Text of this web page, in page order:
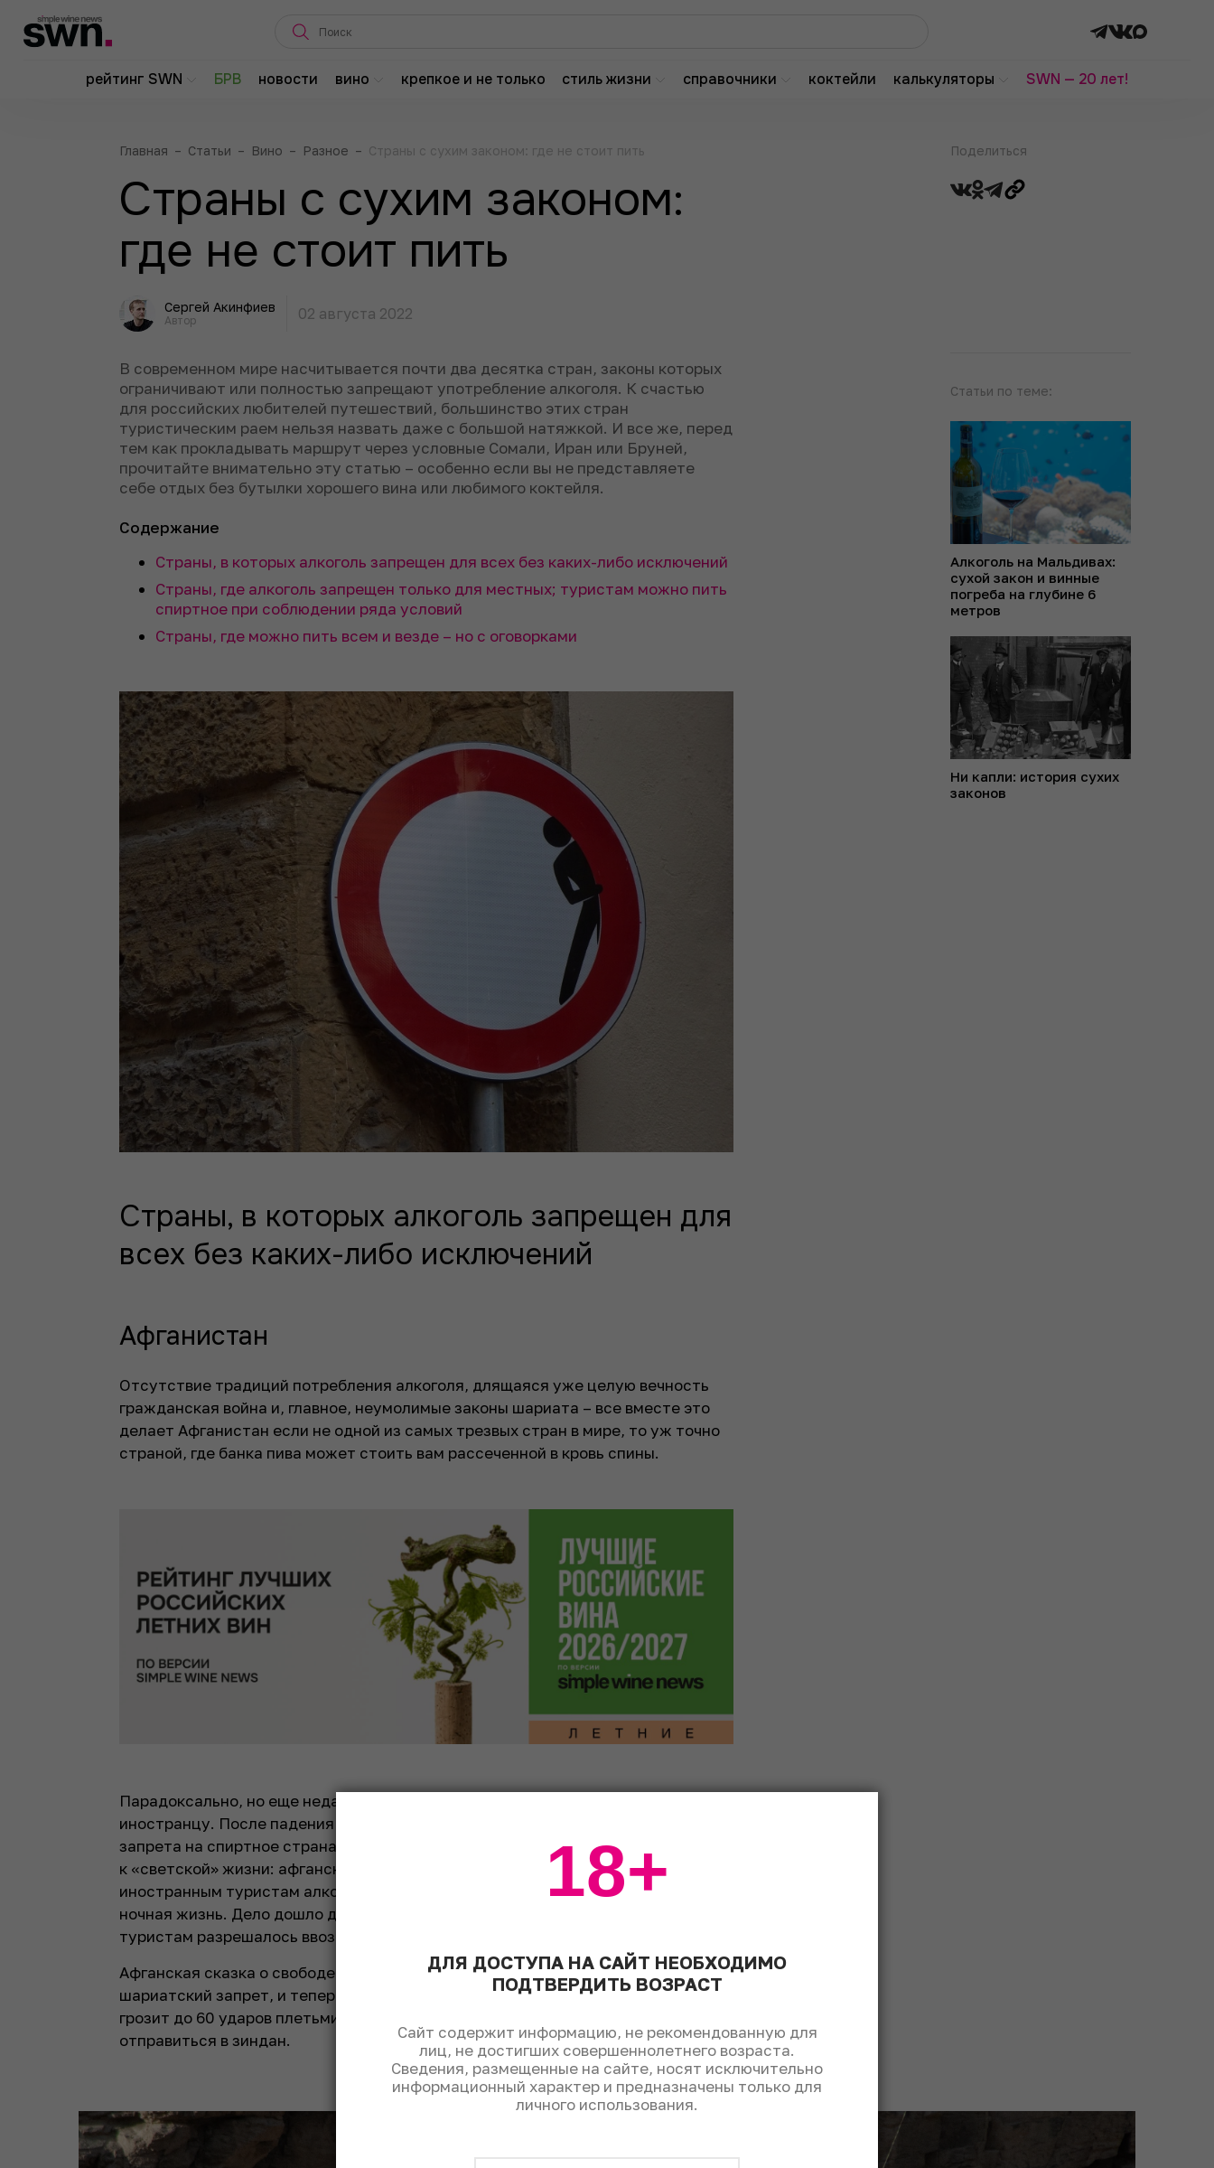
рейтинг SWN БРВ новости вино крепкое и не только стиль жизни справочники коктейли калькуляторы SWN — 20 лет!
Поделиться
Статьи по теме:
Алкоголь на Мальдивах:
сухой закон и винные
погреба на глубине 6
метров
Ни капли: история сухих
законов
Главная – Статьи – Вино – Разное – Страны с сухим законом: где не стоит пить
Страны с сухим законом:
где не стоит пить
Сергей Акинфиев
Автор 02 августа 2022
В современном мире насчитывается почти два десятка стран, законы которых
ограничивают или полностью запрещают употребление алкоголя. К счастью
для российских любителей путешествий, большинство этих стран
туристическим раем нельзя назвать даже с большой натяжкой. И все же, перед
тем как прокладывать маршрут через условные Сомали, Иран или Бруней,
прочитайте внимательно эту статью – особенно если вы не представляете
себе отдых без бутылки хорошего вина или любимого коктейля.
Содержание
Страны, в которых алкоголь запрещен для всех без каких-либо исключений
Страны, где алкоголь запрещен только для местных; туристам можно пить
спиртное при соблюдении ряда условий
Страны, где можно пить всем и везде – но с оговорками
Страны, в которых алкоголь запрещен для
всех без каких-либо исключений
Афганистан
Отсутствие традиций потребления алкоголя, длящаяся уже целую вечность
гражданская война и, главное, неумолимые законы шариата – все вместе это
делает Афганистан если не одной из самых трезвых стран в мире, то уж точно
страной, где банка пива может стоить вам рассеченной в кровь спины.
Парадоксально, но еще недавно выпивка в Афганистане была доступна любому
иностранцу. После падения режима исламистов в 2002 году и многолетнего
запрета на спиртное страна стала мало-помалу возвращаться
к «светской» жизни: афганские бары стали все смелее предлагать
иностранным туристам алкоголь, а в Кабуле заиграла яркими огнями бурная
ночная жизнь. Дело дошло до неслыханного: вплоть до августа 2021 года
туристам разрешалось ввозить в Афганистан до двух литров алкоголя.
Афганская сказка о свободе закончилась в 2021-м: алкоголь снова попал под
шариатский запрет, и теперь любому, уличенному в употреблении спиртного,
грозит до 60 ударов плетьми, денежный штраф, а при рецидиве – перспектива
отправиться в зиндан.
ДЛЯ ДОСТУПА НА САЙТ НЕОБХОДИМО
ПОДТВЕРДИТЬ ВОЗРАСТ
Сайт содержит информацию, не рекомендованную для
лиц, не достигших совершеннолетнего возраста.
Сведения, размещенные на сайте, носят исключительно
информационный характер и предназначены только для
личного использования.
18+